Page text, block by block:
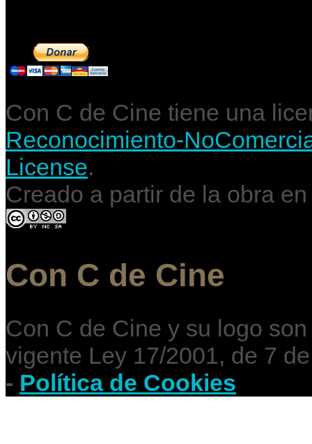
Con C de Cine tiene una
Reconocimiento-
License.
Creado a partir de la obra
Con C de Cine
Con C de Cine y su logo
vigente Ley 17/2001, de 7
- Política de Cookies